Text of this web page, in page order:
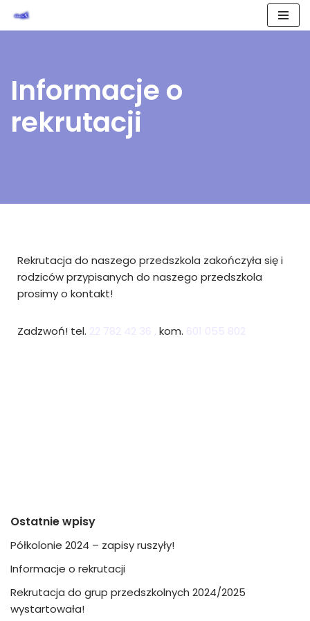
Informacje o
rekrutacji
Rekrutacja do naszego przedszkola zakończyła się i
rodziców przypisanych do naszego przedszkola
prosimy o kontakt!
Zadzwoń! tel. 22 782 42 36 , kom. 601 055 802
Ostatnie wpisy
Półkolonie 2024 – zapisy ruszyły!
Informacje o rekrutacji
Rekrutacja do grup przedszkolnych 2024/2025
wystartowała!